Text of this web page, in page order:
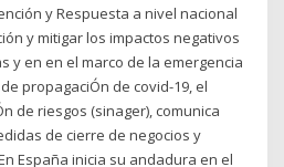
y Respuesta a nivel nacional
y mitigar los impactos negativos
y en en el marco de la emergencia
propagaciÓn de covid-19, el
de riesgos (sinager), comunica
de cierre de negocios y
España inicia su andadura en el